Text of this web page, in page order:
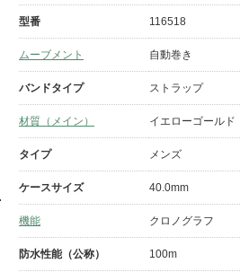
型番 116518
ムーブメント 自動巻き
バンドタイプ ストラップ
材質（メイン） イエローゴールド
タイプ メンズ
ケースサイズ 40.0mm
機能 クロノグラフ
防水性能（公称） 100m